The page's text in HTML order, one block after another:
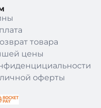
товара
цены
оферты